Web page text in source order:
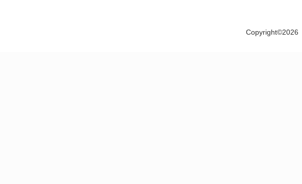
Copyright©2026